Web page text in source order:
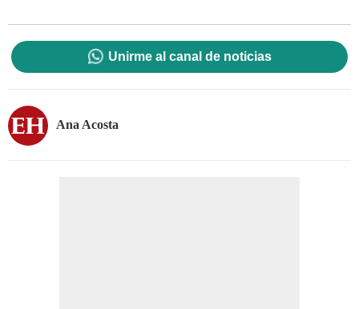
Unirme al canal de noticias
Ana Acosta